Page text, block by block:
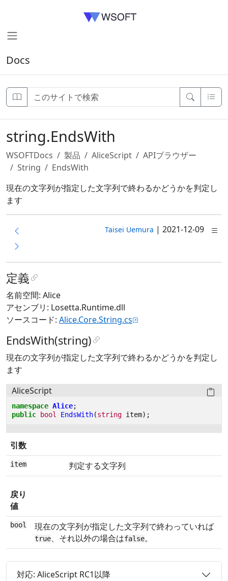
Docs
string.EndsWith
WSOFTDocs 製品 AliceScript
APIブラウザー
String
EndsWith
現在の文字列が指定した文字列で終わるかどうかを判定し
ます
Taisei Uemura | 2021-12-09
定義
名前空間: Alice
アセンブリ: Losetta.Runtime.dll
ソースコード: Alice.Core.String.cs
EndsWith(string)
現在の文字列が指定した文字列で終わるかどうかを判定し
ます
AliceScript
namespace Alice;
public
bool EndsWith(string item);
引数
item 判定する文字列
戻り
値
bool 現在の文字列が指定した文字列で終わっていれば
true、それ以外の場合はfalse。
対応: AliceScript RC1以降